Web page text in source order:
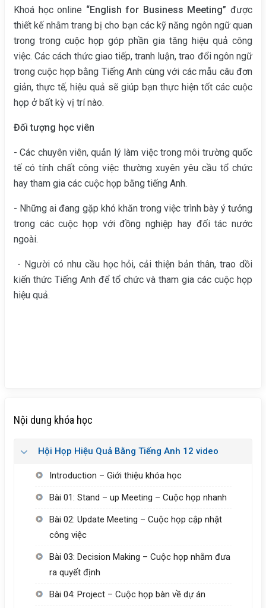
Khoá học online “English for Business Meeting” được
thiết kế nhằm trang bị cho bạn các kỹ năng ngôn ngữ quan
trong trong cuộc họp góp phần gia tăng hiệu quả công
việc. Các cách thức giao tiếp, tranh luận, trao đổi ngôn ngữ
trong cuộc họp bằng Tiếng Anh cùng với các mẫu câu đơn
giản, thực tế, hiệu quả sẽ giúp bạn thực hiện tốt các cuộc
họp ở bất kỳ vị trí nào.
Đối tượng học viên
- Các chuyên viên, quản lý làm việc trong môi trường quốc
tế có tính chất công việc thường xuyên yêu cầu tổ chức
hay tham gia các cuộc họp bằng tiếng Anh.
- Những ai đang gặp khó khăn trong việc trình bày ý tưởng
trong các cuộc họp với đồng nghiệp hay đối tác nước
ngoài.
- Người có nhu cầu học hỏi, cải thiện bản thân, trao dồi
kiến thức Tiếng Anh để tổ chức và tham gia các cuộc họp
hiệu quả.
Nội dung khóa học
Hội Họp Hiệu Quả Bằng Tiếng Anh 12 video
Introduction – Giới thiệu khóa học
Bài 01: Stand – up Meeting – Cuộc họp nhanh
Bài 02: Update Meeting – Cuộc họp cập nhật
công việc
Bài 03: Decision Making – Cuộc họp nhằm đưa
ra quyết định
Bài 04: Project – Cuộc họp bàn về dự án